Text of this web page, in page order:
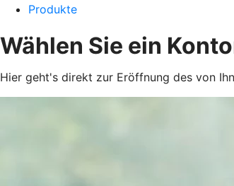
Produkte
Wählen Sie ein
Hier geht's direkt zur Eröffnung des von